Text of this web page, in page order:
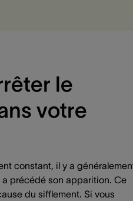
le
votre
constant, il y a
précédé son apparition. Ce
du sifflement. Si vous